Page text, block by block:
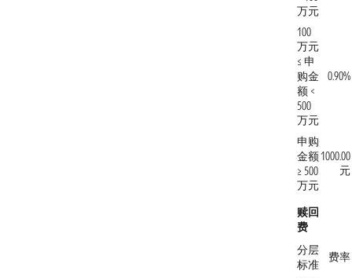
万元
100
万元
≤ 申
购金
额 <
500
万元
0.90%
申购
金额
≥ 500
万元
1000.00
元
赎回
费
分层
标准
费率